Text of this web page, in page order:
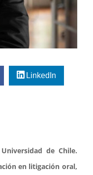
LinkedIn
de Chile.
en litigación oral,